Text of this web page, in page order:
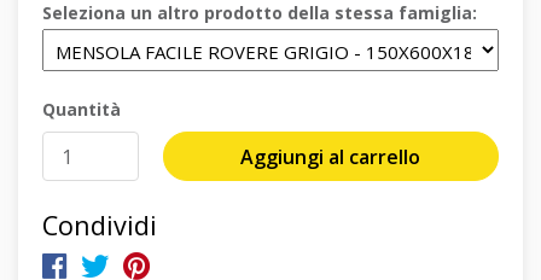
Seleziona un altro prodotto della stessa famiglia:
Quantità
Aggiungi al carrello
Condividi